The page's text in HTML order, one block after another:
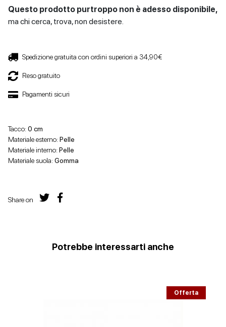
DE
Questo prodotto purtroppo non è adesso disponibile,
ma chi cerca, trova, non desistere.
Spedizione gratuita con ordini superiori a 34,90€
Reso gratuito
Pagamenti sicuri
Tacco:0 cm
Materiale esterno:Pelle
Materiale interno:Pelle
Materiale suola:Gomma
Share on
Potrebbe interessarti anche
Offerta